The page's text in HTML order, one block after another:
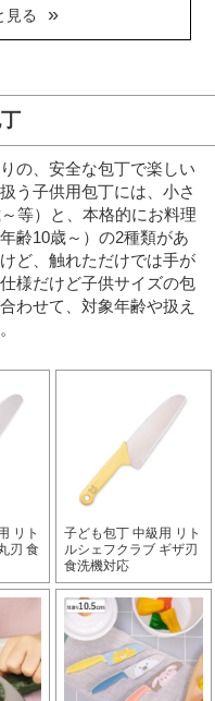
見る
の、安全な包丁で楽しい
う子供用包丁には、小さ
等）と、本格的にお料理
齢10歳～）の2種類があ
ど、触れただけでは手が
様だけど子供サイズの包
わせて、対象年齢や扱え
リト
刃 食
子ども包丁 中級用 リト
ルシェフクラブ ギザ刃
食洗機対応